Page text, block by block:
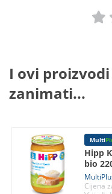
I ovi
zanimati...
Multi
Hipp
bio
Cijena